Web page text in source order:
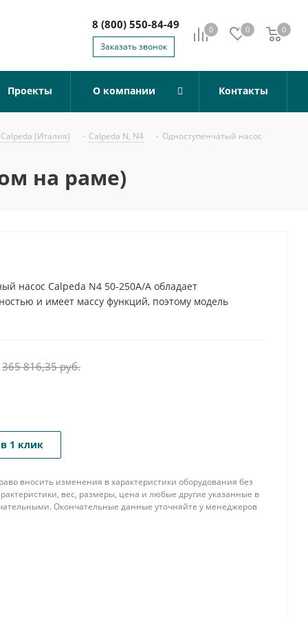
0 0 0
0
8 (800) 550-84-49
Заказать звонок
Проекты О компании Контакты
(Италия) - Calpeda N, N4 - Одноступенчатый насос
на раме)
насос Calpeda N4 50-250A/A обладает
и имеет массу функций, поэтому модель
365 816,35руб.
1 клик
вносить изменения в характеристики оборудования без
вес, размеры, цена и любые другие указанные в
Окончательные данные уточняйте у менеджеров